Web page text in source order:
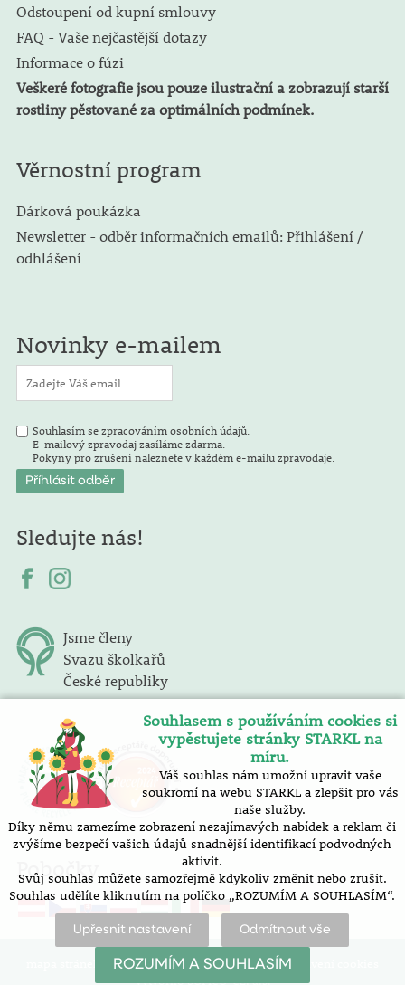
Odstoupení od kupní smlouvy
FAQ - Vaše nejčastější dotazy
Informace o fúzi
Veškeré fotografie jsou pouze ilustrační a zobrazují starší
rostliny pěstované za optimálních podmínek.
Věrnostní program
Dárková poukázka
Newsletter - odběr informačních emailů: Přihlášení /
odhlášení
Novinky e-mailem
Souhlasím se zpracováním osobních údajů.
E-mailový zpravodaj zasíláme zdarma.
Pokyny pro zrušení naleznete v každém e-mailu zpravodaje.
Sledujte nás!
Jsme členy
Svazu školkařů
České republiky
Pobočky
prohlášení o přístupnosti |
nastavení cookies
Vytvořilo SOFICO-CZ, a.s.
Souhlasem s používáním cookies si
vypěstujete stránky STARKL na
míru.
Váš souhlas nám umožní upravit vaše
soukromí na webu STARKL a zlepšit pro vás
naše služby.
Díky němu zamezíme zobrazení nezajímavých nabídek a reklam či
zvýšíme bezpečí vašich údajů snadnější identifikací podvodných
aktivit.
Svůj souhlas můžete samozřejmě kdykoliv změnit nebo zrušit.
Souhlas udělíte kliknutím na políčko „ROZUMÍM A SOUHLASÍM“.
Upřesnit nastavení Odmítnout vše
ROZUMÍM A SOUHLASÍM